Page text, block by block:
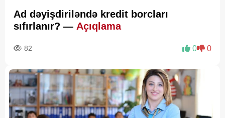
Ad dəyişdiriləndə kredit borcları
sıfırlanır? — Açıqlama
82 0 0